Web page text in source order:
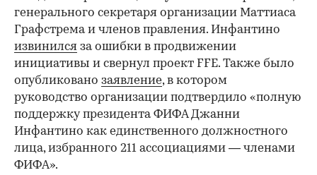
генерального секретаря организации Маттиаса
Графстрема и членов правления. Инфантино
извинился за ошибки в продвижении
инициативы и свернул проект FFE. Также было
опубликовано заявление, в котором
руководство организации подтвердило «полную
поддержку президента ФИФА Джанни
Инфантино как единственного должностного
лица, избранного 211 ассоциациями — членами
ФИФА».